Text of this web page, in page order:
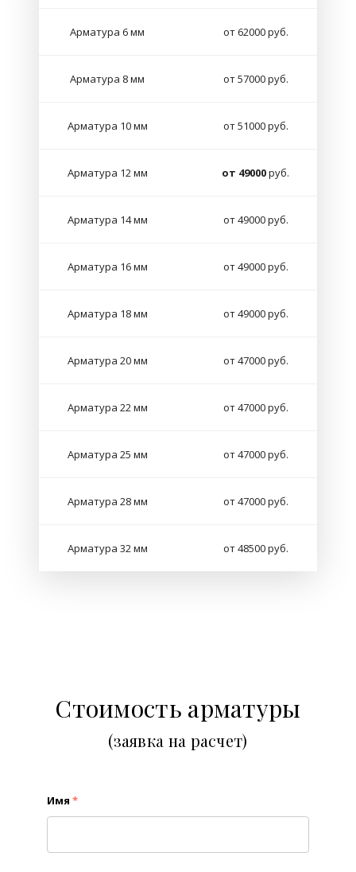
Арматура 6 мм от 62000 руб.
Арматура 8 мм от 57000 руб.
Арматура 10 мм от 51000 руб.
Арматура 12 мм от 49000руб.
Арматура 14 мм от 49000 руб.
Арматура 16 мм от 49000 руб.
Арматура 18 мм от 49000 руб.
Арматура 20 мм от 47000 руб.
Арматура 22 мм от 47000 руб.
Арматура 25 мм от 47000 руб.
Арматура 28 мм от 47000 руб.
Арматура 32 мм от 48500 руб.
Стоимость арматуры
(заявка на расчет)
Имя *